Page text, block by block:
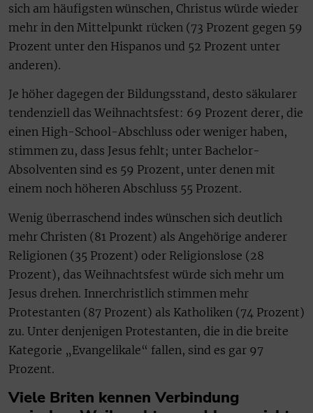
sich am häufigsten wünschen, Christus würde wieder
mehr in den Mittelpunkt rücken (73 Prozent gegen 59
Prozent unter den Hispanos und 52 Prozent unter
anderen).
Je höher dagegen der Bildungsstand, desto säkularer
tendenziell das Weihnachtsfest: 69 Prozent derer, die
einen High-School-Abschluss oder weniger haben,
stimmen zu, dass Jesus fehlt; unter Bachelor-
Absolventen sind es 59 Prozent, unter denen mit
einem noch höheren Abschluss 55 Prozent.
Wenig überraschend indes wünschen sich deutlich
mehr Christen (81 Prozent) als Angehörige anderer
Religionen (35 Prozent) oder Religionslose (28
Prozent), das Weihnachtsfest würde sich mehr um
Jesus drehen. Innerchristlich stimmen mehr
Protestanten (87 Prozent) als Katholiken (74 Prozent)
zu. Unter denjenigen Protestanten, die in die breite
Kategorie „Evangelikale“ fallen, sind es gar 97
Prozent.
Viele Briten kennen Verbindung